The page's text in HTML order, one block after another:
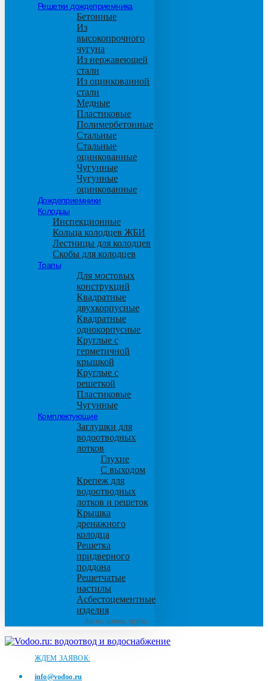
Решетки дождеприемника
Бетонные
Из
высокопрочного
чугуна
Из нержавеющей
стали
Из оцинкованной
стали
Медные
Пластиковые
Полимербетонные
Стальные
Стальные
оцинкованные
Чугунные
Чугунные
оцинкованные
Дождеприемники
Колодцы
Инспекционные
Кольца колодцев ЖБИ
Лестницы для колодцев
Скобы для колодцев
Трапы
Для мостовых
конструкций
Квадратные
двухкорпусные
Квадратные
однокорпусные
Круглые с
герметичной
крышкой
Круглые с
решеткой
Пластиковые
Чугунные
Комплектующие
Заглушки для
водоотводных
лотков
Глухие
С выходом
Крепеж для
водоотводных
лотков и решеток
Крышка
дренажного
колодца
Решетка
придверного
поддона
Решетчатые
настилы
Асбестоцементные
изделия
Листы, плиты, трубы
ЖДЕМ ЗАЯВОК:
info@vodoo.ru